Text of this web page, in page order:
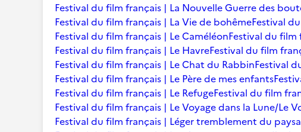
Festival du film français | La Nouvelle Guerre des
Festival du film français | La Vie de bohêmeFestival
Festival du film français | Le CaméléonFestival du film
Festival du film français | Le HavreFestival du film
Festival du film français | Le Chat du RabbinFestival
Festival du film français | Le Père de mes enfants
Festival du film français | Le RefugeFestival du film
Festival du film français | Le Voyage dans la Lune/Le
Festival du film français | Léger tremblement du